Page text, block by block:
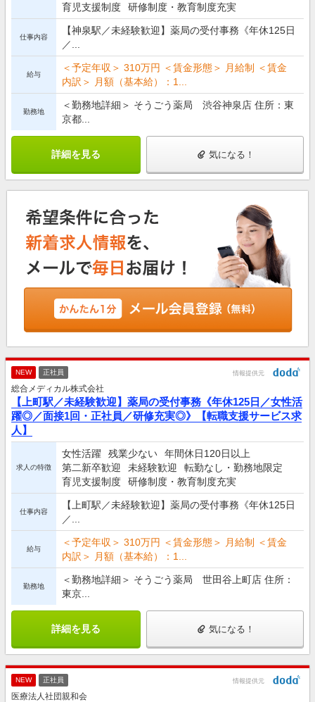
育児支援制度
研修制度・教育制度充実
仕事内容
【神泉駅／未経験歓迎】薬局の受付事務《年休125日
／...
給与
＜予定年収＞ 310万円 ＜賃金形態＞ 月給制 ＜賃金
内訳＞ 月額（基本給）：1...
勤務地
＜勤務地詳細＞ そうごう薬局 渋谷神泉店 住所：東
京都...
詳細を見る 気になる！
NEW 正社員 情報提供元
総合メディカル株式会社
【上町駅／未経験歓迎】薬局の受付事務《年休125日／女性活
躍◎／面接1回・正社員／研修充実◎》【転職支援サービス求
人】
求人の特徴
女性活躍 残業少ない
年間休日120日以上
第二新卒歓迎
未経験歓迎
転勤なし・勤務地限定
育児支援制度
研修制度・教育制度充実
仕事内容
【上町駅／未経験歓迎】薬局の受付事務《年休125日
／...
給与
＜予定年収＞ 310万円 ＜賃金形態＞ 月給制 ＜賃金
内訳＞ 月額（基本給）：1...
勤務地
＜勤務地詳細＞ そうごう薬局 世田谷上町店 住所：
東京...
詳細を見る 気になる！
NEW 正社員 情報提供元
医療法人社団親和会